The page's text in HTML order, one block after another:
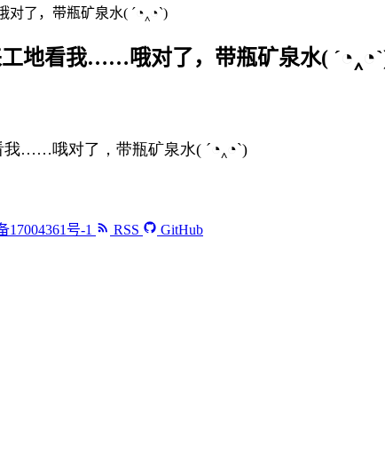
了，带瓶矿泉水( ´◔‸◔`)
地看我……哦对了，带瓶矿泉水(
我……哦对了，带瓶矿泉水( ´◔‸◔`)
17004361号-1 RSS GitHub